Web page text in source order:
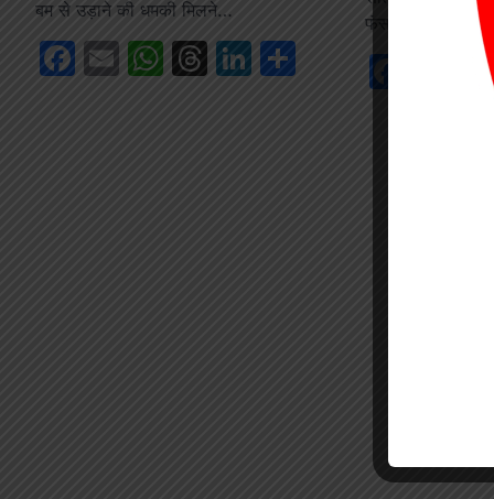
बम से उड़ाने की धमकी मिलने…
Facebook
EmailWhatsApp
Threads
LinkedIn
Share
फंसा एक गंभीर रूप